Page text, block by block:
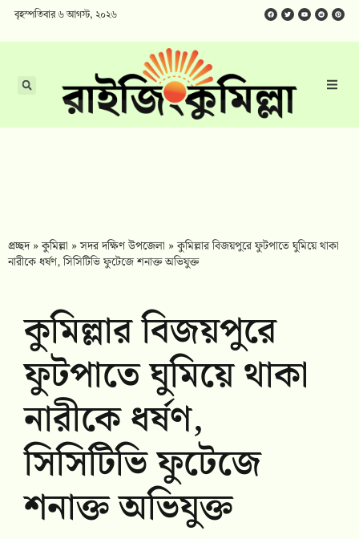
বৃহস্পতিবার ৬ আগস্ট, ২০২৬
প্রচ্ছদ»কুমিল্লা »সদর দক্ষিণ উপজেলা »কুমিল্লার বিজয়পুরে ফুটপাতে ঘুমিয়ে থাকা
নারীকে ধর্ষণ, সিসিটিভি ফুটেজে শনাক্ত অভিযুক্ত
কুমিল্লার বিজয়পুরে
ফুটপাতে ঘুমিয়ে থাকা
নারীকে ধর্ষণ,
সিসিটিভি ফুটেজে
শনাক্ত অভিযুক্ত